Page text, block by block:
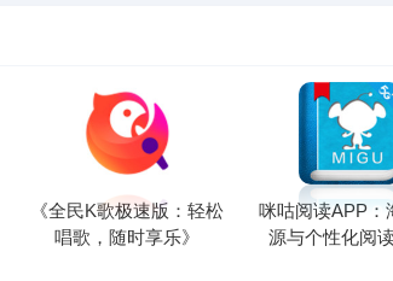
《全民K歌极速版：轻松
唱歌，随时享乐》
咪咕阅读APP：
源与个性化阅